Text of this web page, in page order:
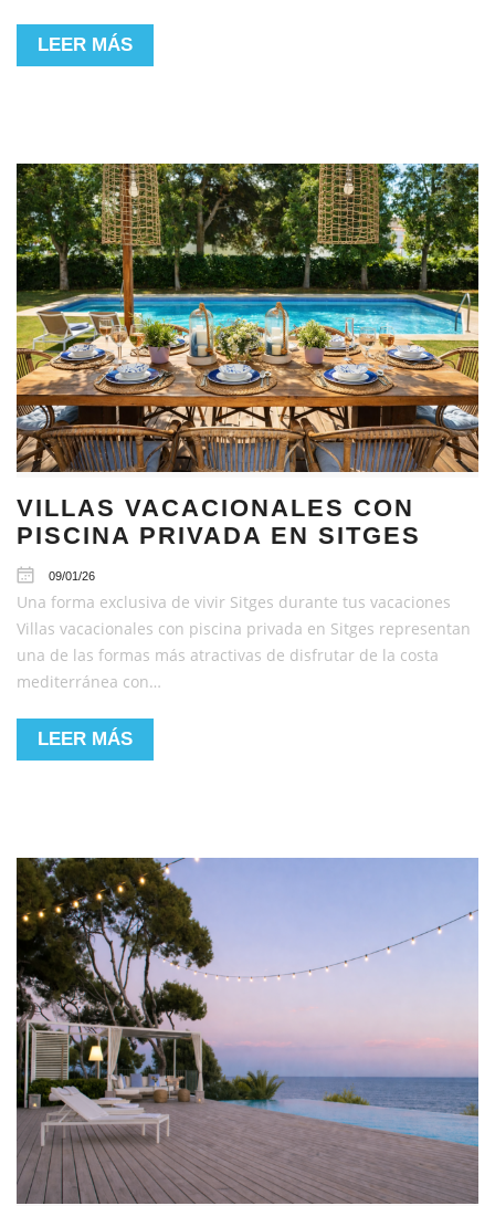
LEER MÁS
VILLAS VACACIONALES CON
PISCINA PRIVADA EN SITGES
09/01/26
Una forma exclusiva de vivir Sitges durante tus vacaciones
Villas vacacionales con piscina privada en Sitges representan
una de las formas más atractivas de disfrutar de la costa
mediterránea con…
LEER MÁS